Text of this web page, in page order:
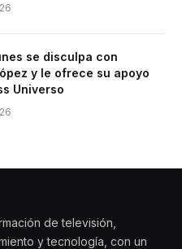
se disculpa con
y le ofrece su apoyo
Universo
de televisión,
y tecnología, con un